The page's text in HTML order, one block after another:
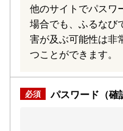
他のサイトでパスワ
場合でも、ふるなび
害が及ぶ可能性は非
つことができます。
パスワード（確